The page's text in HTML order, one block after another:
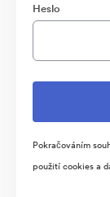
Heslo
Pokračováním
použití cookies a